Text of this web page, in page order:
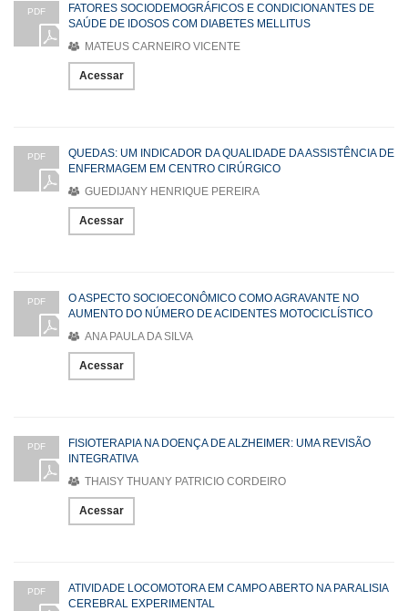
PDF
FATORES SOCIODEMOGRÁFICOS E CONDICIONANTES DE
SAÚDE DE IDOSOS COM DIABETES MELLITUS
MATEUS CARNEIRO VICENTE
Acessar
PDF
QUEDAS: UM INDICADOR DA QUALIDADE DA ASSISTÊNCIA DE
ENFERMAGEM EM CENTRO CIRÚRGICO
GUEDIJANY HENRIQUE PEREIRA
Acessar
PDF
O ASPECTO SOCIOECONÔMICO COMO AGRAVANTE NO
AUMENTO DO NÚMERO DE ACIDENTES MOTOCICLÍSTICO
ANA PAULA DA SILVA
Acessar
PDF
FISIOTERAPIA NA DOENÇA DE ALZHEIMER: UMA REVISÃO
INTEGRATIVA
THAISY THUANY PATRICIO CORDEIRO
Acessar
PDF
ATIVIDADE LOCOMOTORA EM CAMPO ABERTO NA PARALISIA
CEREBRAL EXPERIMENTAL